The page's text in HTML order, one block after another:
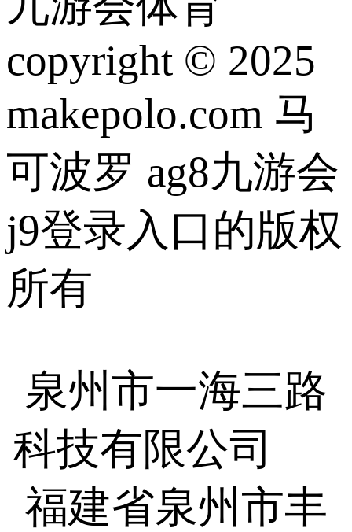
copyright © 2025
makepolo.com 马
可波罗 ag8九游会
j9登录入口的版权
所有
泉州市一海三路
科技有限公司
福建省泉州市丰